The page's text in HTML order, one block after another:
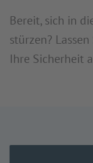
Bereit, sich in
stürzen?
Ihre Sicherheit